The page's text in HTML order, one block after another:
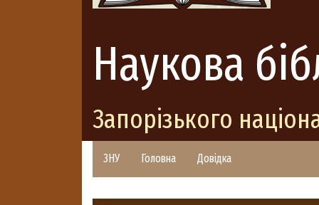
Наукова
Запорізького
ЗНУ Головна Довідка